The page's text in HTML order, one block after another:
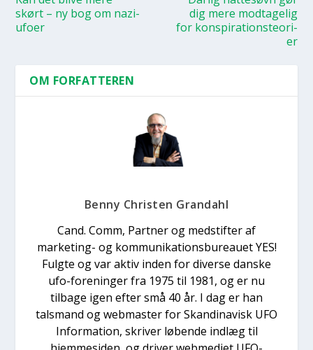
skørt – ny bog om nazi-
ufo­er
dig mere mod­ta­ge­lig
for kon­spira­tions­te­o­ri­
er
OM FORFATTEREN
Benny Christen Grandahl
Cand. Comm, Partner og medstifter af
marketing- og kommunikationsbureauet YES!
Fulgte og var aktiv inden for diverse danske
ufo-foreninger fra 1975 til 1981, og er nu
tilbage igen efter små 40 år. I dag er han
talsmand og webmaster for Skandinavisk UFO
Information, skriver løbende indlæg til